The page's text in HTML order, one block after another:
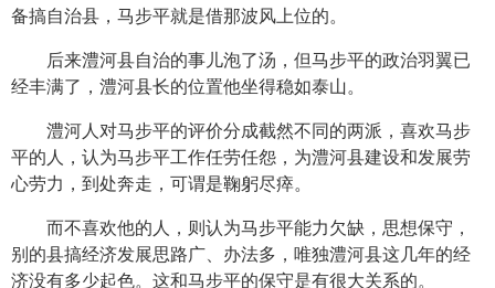
备搞自治县，马步平就是借那波风上位的。
后来澧河县自治的事儿泡了汤，但马步平的政治羽翼已
经丰满了，澧河县长的位置他坐得稳如泰山。
澧河人对马步平的评价分成截然不同的两派，喜欢马步
平的人，认为马步平工作任劳任怨，为澧河县建设和发展劳
心劳力，到处奔走，可谓是鞠躬尽瘁。
而不喜欢他的人，则认为马步平能力欠缺，思想保守，
别的县搞经济发展思路广、办法多，唯独澧河县这几年的经
济没有多少起色。这和马步平的保守是有很大关系的。